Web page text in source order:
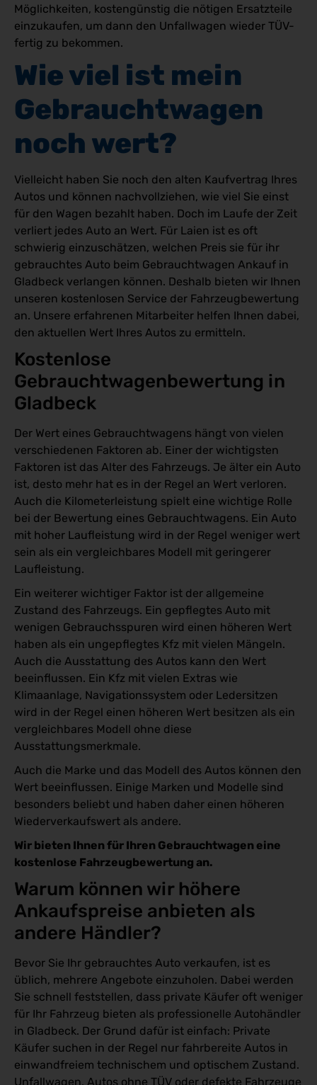
Möglichkeiten, kostengünstig die nötigen Ersatzteile
einzukaufen, um dann den Unfallwagen wieder TÜV-
fertig zu bekommen.
Wie viel ist mein
Gebrauchtwagen
noch wert?
Vielleicht haben Sie noch den alten Kaufvertrag Ihres
Autos und können nachvollziehen, wie viel Sie einst
für den Wagen bezahlt haben. Doch im Laufe der Zeit
verliert jedes Auto an Wert. Für Laien ist es oft
schwierig einzuschätzen, welchen Preis sie für ihr
gebrauchtes Auto beim Gebrauchtwagen Ankauf in
Gladbeck verlangen können. Deshalb bieten wir Ihnen
unseren kostenlosen Service der Fahrzeugbewertung
an. Unsere erfahrenen Mitarbeiter helfen Ihnen dabei,
den aktuellen Wert Ihres Autos zu ermitteln.
Kostenlose
Gebrauchtwagenbewertung in
Gladbeck
Der Wert eines Gebrauchtwagens hängt von vielen
verschiedenen Faktoren ab. Einer der wichtigsten
Faktoren ist das Alter des Fahrzeugs. Je älter ein Auto
ist, desto mehr hat es in der Regel an Wert verloren.
Auch die Kilometerleistung spielt eine wichtige Rolle
bei der Bewertung eines Gebrauchtwagens. Ein Auto
mit hoher Laufleistung wird in der Regel weniger wert
sein als ein vergleichbares Modell mit geringerer
Laufleistung.
Ein weiterer wichtiger Faktor ist der allgemeine
Zustand des Fahrzeugs. Ein gepflegtes Auto mit
wenigen Gebrauchsspuren wird einen höheren Wert
haben als ein ungepflegtes Kfz mit vielen Mängeln.
Auch die Ausstattung des Autos kann den Wert
beeinflussen. Ein Kfz mit vielen Extras wie
Klimaanlage, Navigationssystem oder Ledersitzen
wird in der Regel einen höheren Wert besitzen als ein
vergleichbares Modell ohne diese
Ausstattungsmerkmale.
Auch die Marke und das Modell des Autos können den
Wert beeinflussen. Einige Marken und Modelle sind
besonders beliebt und haben daher einen höheren
Wiederverkaufswert als andere.
Wir bieten Ihnen für Ihren Gebrauchtwagen eine
kostenlose Fahrzeugbewertung an.
Warum können wir höhere
Ankaufspreise anbieten als
andere Händler?
Bevor Sie Ihr gebrauchtes Auto verkaufen, ist es
üblich, mehrere Angebote einzuholen. Dabei werden
Sie schnell feststellen, dass private Käufer oft weniger
für Ihr Fahrzeug bieten als professionelle Autohändler
in Gladbeck. Der Grund dafür ist einfach: Private
Käufer suchen in der Regel nur fahrbereite Autos in
einwandfreiem technischem und optischem Zustand.
Unfallwagen, Autos ohne TÜV oder defekte Fahrzeuge